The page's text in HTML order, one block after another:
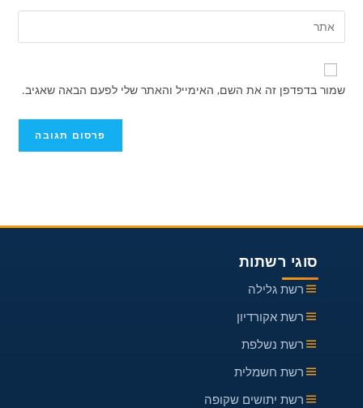
שם
משתמש
כדי
להגיב
כתובת
דואר
שלך
כדי
את
כתובת
אתר
שמור בדפדפן זה את השם, האימייל והאתר שלי לפעם הבאה שאגיב.
סוגי רשתות
רשת גלילה
רשת אקורדיון
רשת נשלפת
רשת חשמלית
רשת יתושים שקופה